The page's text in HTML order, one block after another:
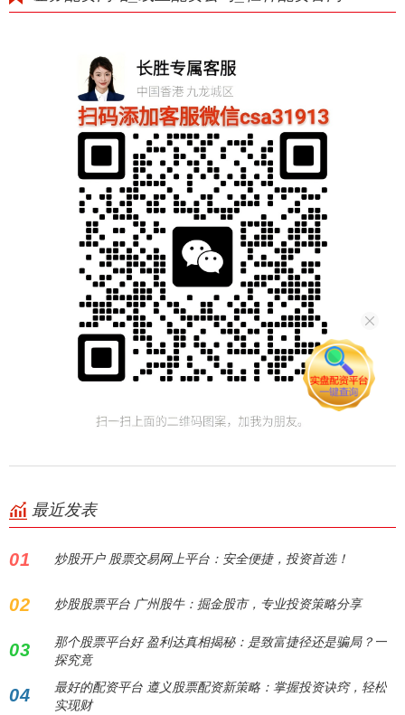
最近发表
01 炒股开户 股票交易网上平台：安全便捷，投资首选！
02 炒股股票平台 广州股牛：掘金股市，专业投资策略分享
03
那个股票平台好 盈利达真相揭秘：是致富捷径还是骗局？一
探究竟
04
最好的配资平台 遵义股票配资新策略：掌握投资诀窍，轻松
实现财